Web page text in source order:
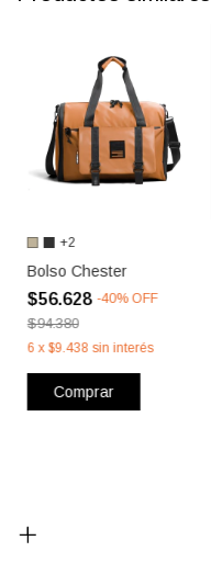
+2
Bolso Chester
$56.628 -40% OFF
$94.380
6 x $9.438 sin interés
Comprar